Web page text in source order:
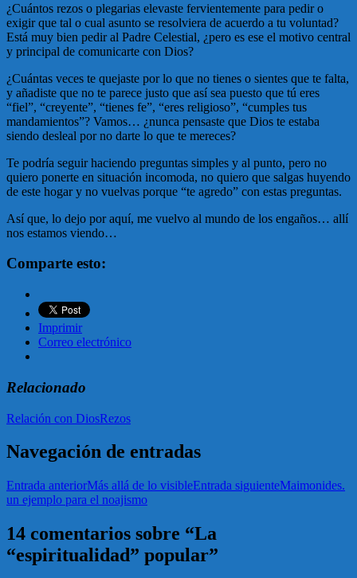
¿Cuántos rezos o plegarias elevaste fervientemente para pedir o
exigir que tal o cual asunto se resolviera de acuerdo a tu voluntad?
Está muy bien pedir al Padre Celestial, ¿pero es ese el motivo central
y principal de comunicarte con Dios?
¿Cuántas veces te quejaste por lo que no tienes o sientes que te falta,
y añadiste que no te parece justo que así sea puesto que tú eres
“fiel”, “creyente”, “tienes fe”, “eres religioso”, “cumples tus
mandamientos”? Vamos… ¿nunca pensaste que Dios te estaba
siendo desleal por no darte lo que te mereces?
Te podría seguir haciendo preguntas simples y al punto, pero no
quiero ponerte en situación incomoda, no quiero que salgas huyendo
de este hogar y no vuelvas porque “te agredo” con estas preguntas.
Así que, lo dejo por aquí, me vuelvo al mundo de los engaños… allí
nos estamos viendo…
Comparte esto:
Imprimir
Correo electrónico
Relacionado
Relación con DiosRezos
Navegación de entradas
Entrada anteriorMás allá de lo visibleEntrada siguienteMaimonides.
un ejemplo para el noajismo
14 comentarios sobre “La
“espiritualidad” popular”